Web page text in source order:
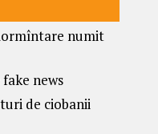
numit
news
de ciobanii